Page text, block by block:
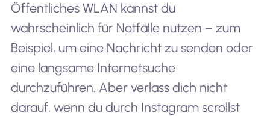
Öffentliches WLAN kannst du
wahrscheinlich für Notfälle nutzen – zum
Beispiel, um eine Nachricht zu senden oder
eine langsame Internetsuche
durchzuführen. Aber verlass dich nicht
darauf, wenn du durch Instagram scrollst